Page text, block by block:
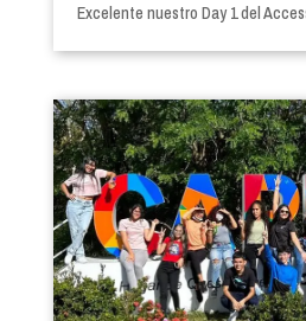
Excelente nuestro Day 1 del